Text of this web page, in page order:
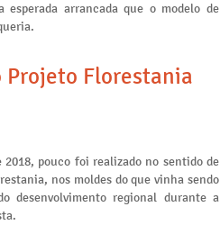
arrancada que o modelo de
Projeto Florestania
pouco foi realizado no sentido de
nos moldes do que vinha sendo
desenvolvimento regional durante a